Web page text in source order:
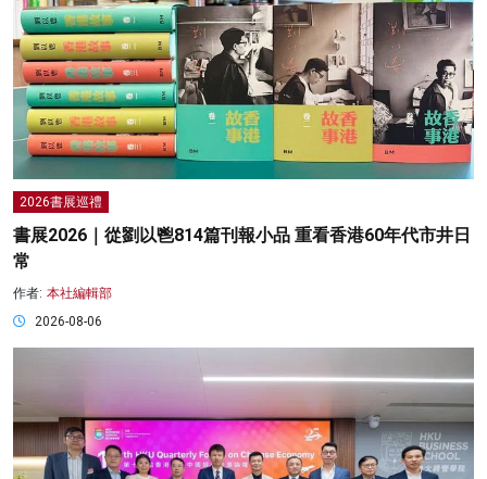
2026書展巡禮
書展2026｜從劉以鬯814篇刊報小品 重看香港60年代市井日
常
作者: 本社編輯部
2026-08-06